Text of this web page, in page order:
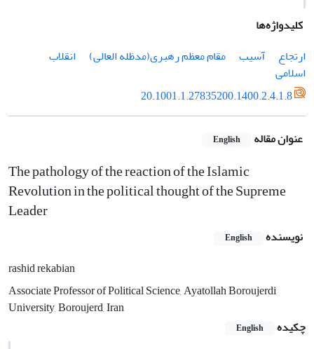
کلیدواژه‌ها
ارتجاع
آسیب مقام معظم رهبری(مدظله العالی)
انقلاب
اسلامی
20.1001.1.27835200.1400.2.4.1.8
عنوان مقاله English
The pathology of the reaction of the Islamic
Revolution in the political thought of the Supreme
Leader
نویسنده English
rashid rekabian
Associate Professor of Political Science, Ayatollah Boroujerdi
University, Boroujerd, Iran
چکیده
English